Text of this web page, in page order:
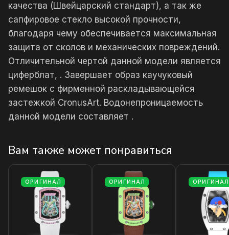
качества (Швейцарский стандарт), а так же
сапфировое стекло высокой прочности,
благодаря чему обеспечивается максимальная
защита от сколов и механических повреждений.
Отличительной чертой данной модели является
циферблат, . Завершает образ каучуковый
ремешок с фирменной раскладывающейся
застежкой CronusArt. Водонепроницаемость
данной модели составляет .
Вам также может понравиться
ОРИГИНАЛ ОРИГИНАЛ ОРИГИНАЛ